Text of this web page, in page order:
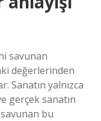
savunan
değerlerinden
Sanatın yalnızca
gerçek sanatın
bu